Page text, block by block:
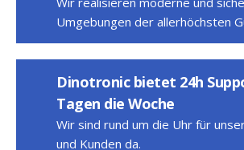
Umgebungen der allerhöchsten
Dinotronic bietet 24h
Tagen die Woche
Wir sind rund um die Uhr für
und Kunden da.